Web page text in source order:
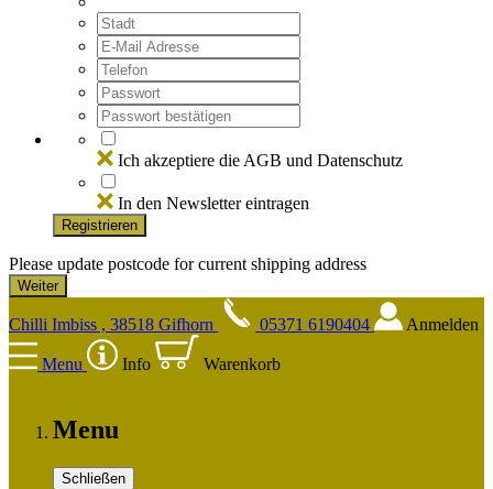
Ich akzeptiere die AGB und Datenschutz
In den Newsletter eintragen
Registrieren
Please update postcode for current shipping address
Chilli Imbiss , 38518 Gifhorn 05371 6190404 Anmelden
Menu Info Warenkorb
Menu
Schließen